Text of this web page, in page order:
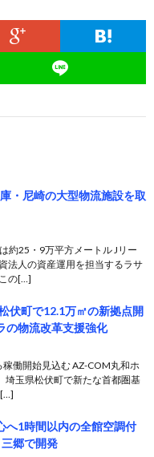
・尼崎の大型物流施設を取
約25・9万平方メートル Jリー
法人の資産運用を担当するラサ
の[…]
伏町で12.1万㎡の新拠点開
の物流改革支援強化
働開始見込む AZ-COM丸和ホ
埼玉県松伏町で新たな首都圏基
[…]
へ1時間以内の全館空調付
郷で開発